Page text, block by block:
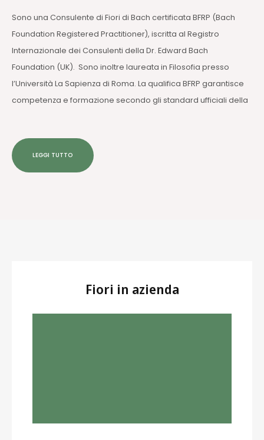
Sono una Consulente di Fiori di Bach certificata BFRP (Bach
Foundation Registered Practitioner), iscritta al Registro
Internazionale dei Consulenti della Dr. Edward Bach
Foundation (UK). Sono inoltre laureata in Filosofia presso
l’Università La Sapienza di Roma. La qualifica BFRP garantisce
competenza e formazione secondo gli standard ufficiali della
LEGGI TUTTO
Fiori in azienda